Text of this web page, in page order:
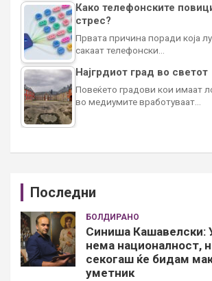
Како телефонските
стрес?
Првата причина поради која
сакаат телефонски…
Најгрдиот град во светот
Повеќето градови кои имаат
во медиумите вработуваат…
Последни
БОЛДИРАНО
Синиша Кашавелски:
нема националност,
секогаш ќе бидам
уметник